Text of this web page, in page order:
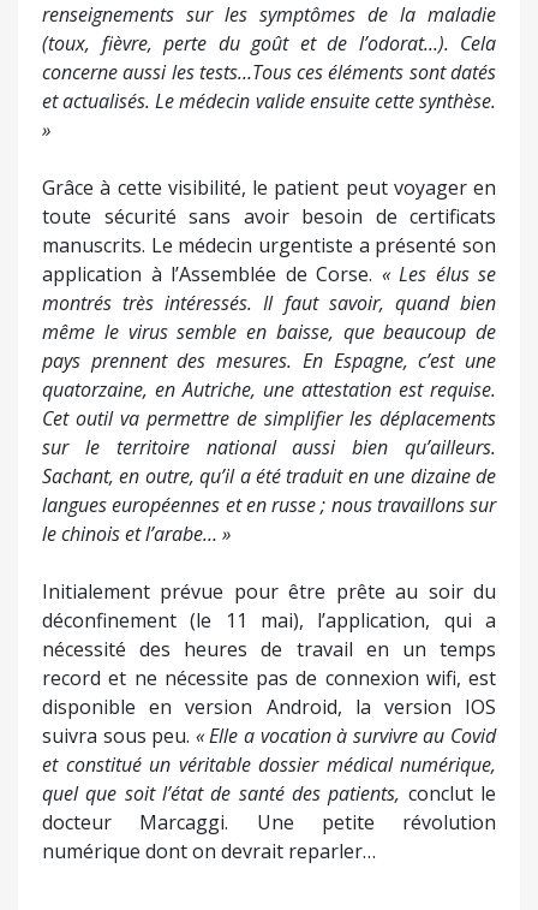
renseignements sur les symptômes de la maladie
(toux, fièvre, perte du goût et de l’odorat...). Cela
concerne aussi les tests…Tous ces éléments sont datés
et actualisés. Le médecin valide ensuite cette synthèse.
»
Grâce à cette visibilité, le patient peut voyager en
toute sécurité sans avoir besoin de certificats
manuscrits. Le médecin urgentiste a présenté son
application à l’Assemblée de Corse. « Les élus se
montrés très intéressés. Il faut savoir, quand bien
même le virus semble en baisse, que beaucoup de
pays prennent des mesures. En Espagne, c’est une
quatorzaine, en Autriche, une attestation est requise.
Cet outil va permettre de simplifier les déplacements
sur le territoire national aussi bien qu’ailleurs.
Sachant, en outre, qu’il a été traduit en une dizaine de
langues européennes et en russe ; nous travaillons sur
le chinois et l’arabe… »
Initialement prévue pour être prête au soir du
déconfinement (le 11 mai), l’application, qui a
nécessité des heures de travail en un temps
record et ne nécessite pas de connexion wifi, est
disponible en version Android, la version IOS
suivra sous peu. « Elle a vocation à survivre au Covid
et constitué un véritable dossier médical numérique,
quel que soit l’état de santé des patients, conclut le
docteur Marcaggi. Une petite révolution
numérique dont on devrait reparler…